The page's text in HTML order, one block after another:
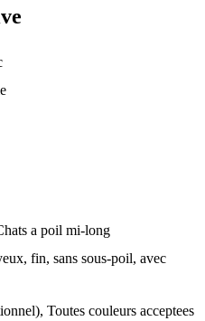
a poil mi-long
fin, sans sous-poil, avec
Toutes couleurs acceptees